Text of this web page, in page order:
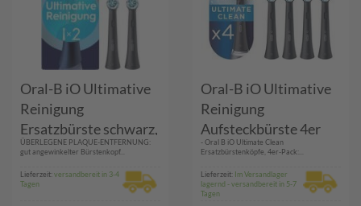
Oral-B iO Ultimative
Reinigung
Ersatzbürste schwarz,
2 Stück
ÜBERLEGENE PLAQUE-ENTFERNUNG:
gut angewinkelter Bürstenkopf...
Lieferzeit:versandbereit in 3-4
Tagen
Oral-B iO Ultimative
Reinigung
Aufsteckbürste 4er
- Oral B iO Ultimate Clean
Ersatzbürstenköpfe, 4er-Pack:...
Lieferzeit: Im Versandlager
lagernd - versandbereit in 5-7
Tagen